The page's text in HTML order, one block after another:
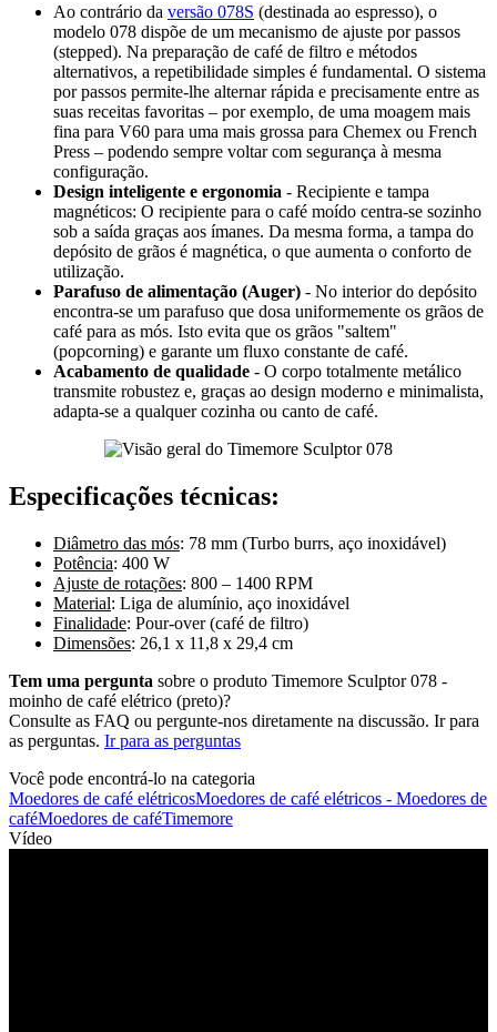
Ao contrário da versão 078S (destinada ao espresso), o
modelo 078 dispõe de um mecanismo de ajuste por passos
(stepped). Na preparação de café de filtro e métodos
alternativos, a repetibilidade simples é fundamental. O sistema
por passos permite-lhe alternar rápida e precisamente entre as
suas receitas favoritas – por exemplo, de uma moagem mais
fina para V60 para uma mais grossa para Chemex ou French
Press – podendo sempre voltar com segurança à mesma
configuração.
Design inteligente e ergonomia - Recipiente e tampa
magnéticos: O recipiente para o café moído centra-se sozinho
sob a saída graças aos ímanes. Da mesma forma, a tampa do
depósito de grãos é magnética, o que aumenta o conforto de
utilização.
Parafuso de alimentação (Auger) - No interior do depósito
encontra-se um parafuso que dosa uniformemente os grãos de
café para as mós. Isto evita que os grãos "saltem"
(popcorning) e garante um fluxo constante de café.
Acabamento de qualidade - O corpo totalmente metálico
transmite robustez e, graças ao design moderno e minimalista,
adapta-se a qualquer cozinha ou canto de café.
Especificações técnicas:
Diâmetro das mós: 78 mm (Turbo burrs, aço inoxidável)
Potência: 400 W
Ajuste de rotações: 800 – 1400 RPM
Material: Liga de alumínio, aço inoxidável
Finalidade: Pour-over (café de filtro)
Dimensões: 26,1 x 11,8 x 29,4 cm
Tem uma pergunta sobre o produto Timemore Sculptor 078 -
moinho de café elétrico (preto)?
Consulte as FAQ ou pergunte-nos diretamente na discussão. Ir para
as perguntas. Ir para as perguntas
Você pode encontrá-lo na categoria
Moedores de café elétricosMoedores de café elétricos - Moedores de
caféMoedores de caféTimemore
Vídeo